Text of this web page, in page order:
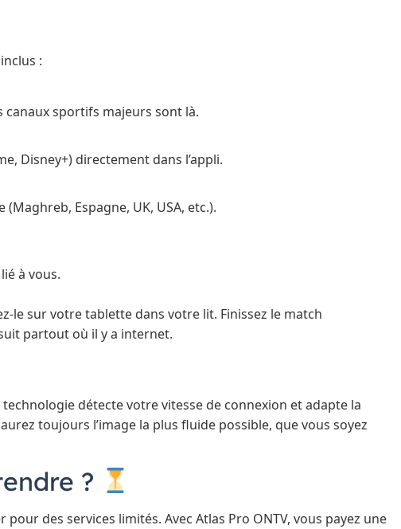
:
canaux sportifs majeurs sont là.
Disney+) directement dans l’appli.
Espagne, UK, USA, etc.).
à vous.
le sur votre tablette dans votre lit. Finissez le match
partout où il y a internet.
détecte votre vitesse de connexion et adapte la
toujours l’image la plus fluide possible, que vous soyez
?
des services limités. Avec Atlas Pro ONTV, vous payez une